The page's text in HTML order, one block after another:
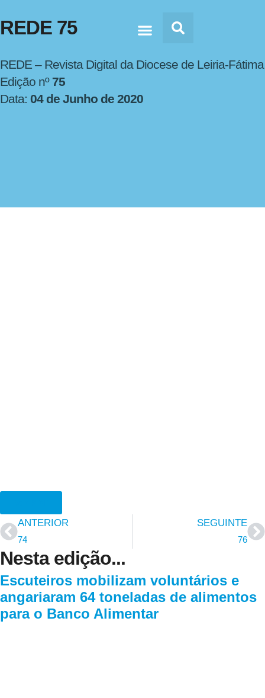
REDE 75
REDE – Revista Digital da Diocese de Leiria-Fátima
Edição nº 75
Data: 04 de Junho de 2020
ANTERIOR
74
SEGUINTE
76
Nesta edição...
Escuteiros mobilizam voluntários e
angariaram 64 toneladas de alimentos
para o Banco Alimentar